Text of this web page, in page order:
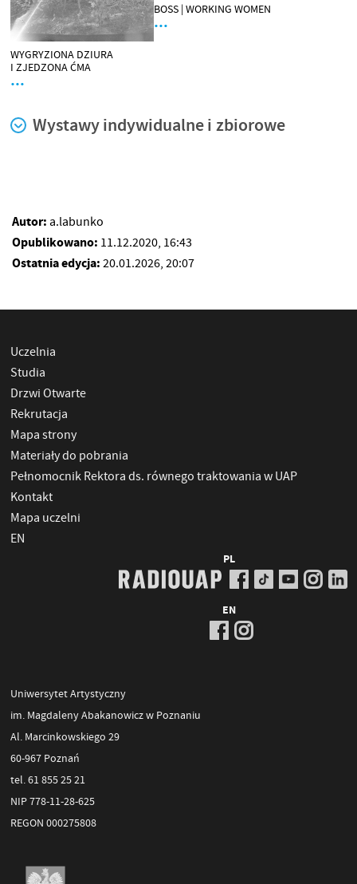
WYGRYZIONA DZIURA
I ZJEDZONA ĆMA
…
BOSS | WORKING WOMEN
…
Wystawy indywidualne i zbiorowe
Autor: a.labunko
Opublikowano: 11.12.2020, 16:43
Ostatnia edycja: 20.01.2026, 20:07
Uczelnia
Studia
Drzwi Otwarte
Rekrutacja
Mapa strony
Materiały do pobrania
Pełnomocnik Rektora ds. równego traktowania w UAP
Kontakt
Mapa uczelni
EN
PL
EN
Uniwersytet Artystyczny
im. Magdaleny Abakanowicz w Poznaniu
Al. Marcinkowskiego 29
60-967 Poznań
tel. 61 855 25 21
NIP 778-11-28-625
REGON 000275808